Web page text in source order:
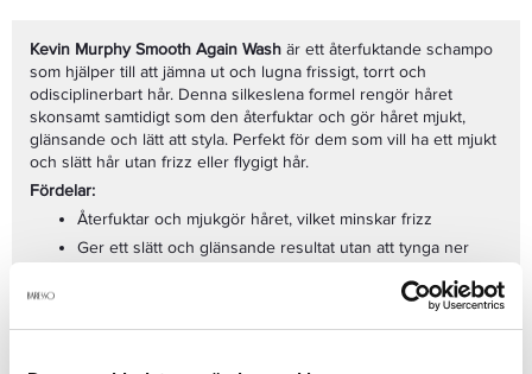
Kevin Murphy Smooth Again Wash är ett återfuktande schampo
som hjälper till att jämna ut och lugna frissigt, torrt och
odisciplinerbart hår. Denna silkeslena formel rengör håret
skonsamt samtidigt som den återfuktar och gör håret mjukt,
glänsande och lätt att styla. Perfekt för dem som vill ha ett mjukt
och slätt hår utan frizz eller flygigt hår.
Fördelar:
Återfuktar och mjukgör håret, vilket minskar frizz
Ger ett slätt och glänsande resultat utan att tynga ner
Skyddar håret från miljöpåverkan och skador